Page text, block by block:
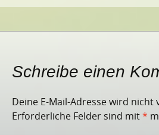
Schreibe einen
Deine E-Mail-Adresse wird
Erforderliche Felder sind mit*